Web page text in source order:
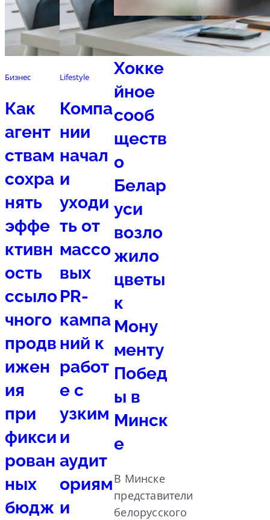
Бизнес
Как
агент
ствам
сохра
нять
эффе
ктивн
ость
ссыло
чного
продв
ижен
ия
при
фикси
рован
ных
бюдж
Lifestyle
Компа
нии
начал
и
уходи
ть от
массо
вых
PR-
кампа
ний к
работ
е с
узким
и
аудит
ориям
и
Спорт
Хокке
йное
сооб
ществ
о
Белар
уси
возло
жило
цветы
к
Мону
менту
Побед
ы в
Минск
е
В Минске
представители
белорусского